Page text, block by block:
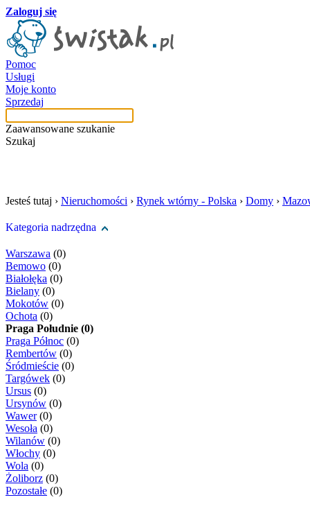
Zaloguj się
Pomoc
Usługi
Moje konto
Sprzedaj
Zaawansowane szukanie
Szukaj
Jesteś tutaj › Nieruchomości › Rynek wtórny - Polska › Domy ›
Kategoria nadrzędna
Warszawa (0)
Bemowo (0)
Białołęka (0)
Bielany (0)
Mokotów (0)
Ochota (0)
Praga Południe (0)
Praga Północ (0)
Rembertów (0)
Śródmieście (0)
Targówek (0)
Ursus (0)
Ursynów (0)
Wawer(0)
Wesoła (0)
Wilanów (0)
Włochy (0)
Wola (0)
Żoliborz (0)
Pozostałe (0)